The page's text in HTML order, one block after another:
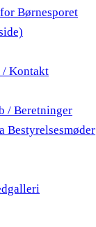
Børnesporet
/ Kontakt
/ Beretninger
Bestyrelsesmøder